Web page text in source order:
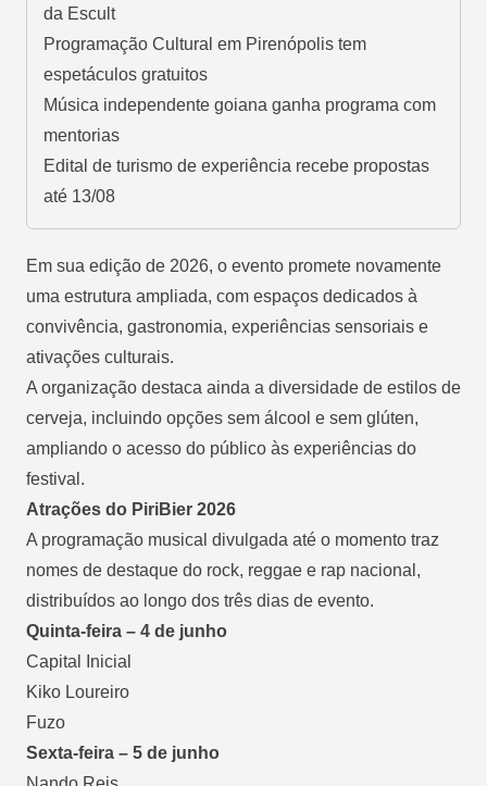
da Escult
Programação Cultural em Pirenópolis tem
espetáculos gratuitos
Música independente goiana ganha programa com
mentorias
Edital de turismo de experiência recebe propostas
até 13/08
Em sua edição de 2026, o evento promete novamente
uma estrutura ampliada, com espaços dedicados à
convivência, gastronomia, experiências sensoriais e
ativações culturais.
A organização destaca ainda a diversidade de estilos de
cerveja, incluindo opções sem álcool e sem glúten,
ampliando o acesso do público às experiências do
festival.
Atrações do PiriBier 2026
A programação musical divulgada até o momento traz
nomes de destaque do rock, reggae e rap nacional,
distribuídos ao longo dos três dias de evento.
Quinta-feira – 4 de junho
Capital Inicial
Kiko Loureiro
Fuzo
Sexta-feira – 5 de junho